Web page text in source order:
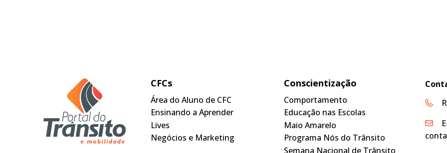
CFCs
Área do Aluno de CFC
Ensinando a Aprender
Lives
Negócios e Marketing
Conscientização
Comportamento
Educação nas Escolas
Maio Amarelo
Programa Nós do Trânsito
Semana Nacional de Trânsito